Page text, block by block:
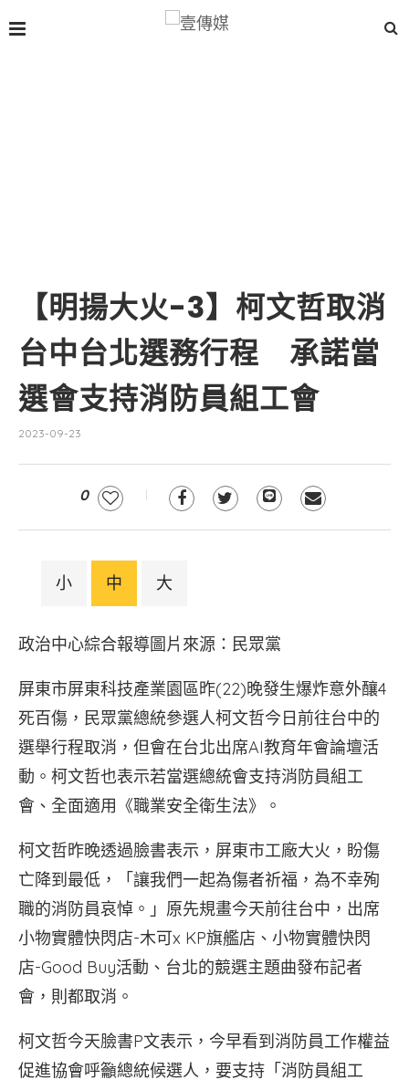
【明揚大火-3】柯文哲取消
台中台北選務行程 承諾當
選會支持消防員組工會
2023-09-23
0
小 中 大
政治中心綜合報導圖片來源：民眾黨
屏東市屏東科技產業園區昨(22)晚發生爆炸意外釀4
死百傷，民眾黨總統參選人柯文哲今日前往台中的
選舉行程取消，但會在台北出席AI教育年會論壇活
動。柯文哲也表示若當選總統會支持消防員組工
會、全面適用《職業安全衛生法》。
柯文哲昨晚透過臉書表示，屏東市工廠大火，盼傷
亡降到最低，「讓我們一起為傷者祈福，為不幸殉
職的消防員哀悼。」原先規畫今天前往台中，出席
小物實體快閃店-木可x KP旗艦店、小物實體快閃
店-Good Buy活動、台北的競選主題曲發布記者
會，則都取消。
柯文哲今天臉書P文表示，今早看到消防員工作權益
促進協會呼籲總統候選人，要支持「消防員組工